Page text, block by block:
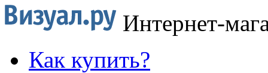
Интернет-
Как купить?